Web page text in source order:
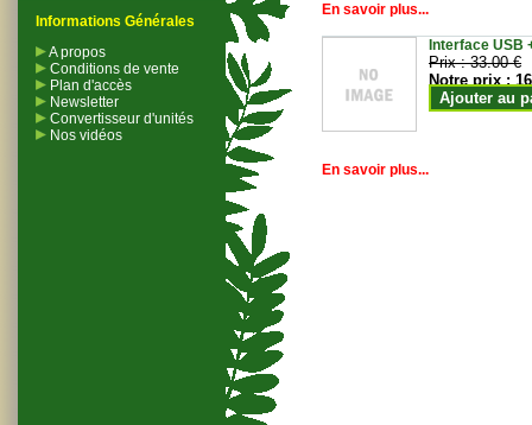
Informations Générales
A propos
Conditions de vente
Plan d'accès
Newsletter
Convertisseur d'unités
Nos vidéos
En savoir plus...
Interface USB
Prix :33.00 €
Notre prix :
Ajouter au
En savoir plus...